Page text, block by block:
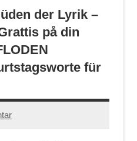
der Lyrik –
på din
für